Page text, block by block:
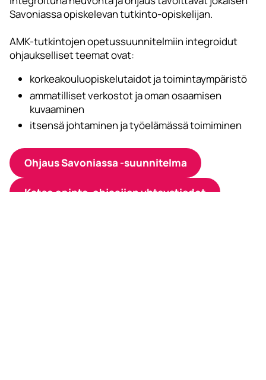
Savoniassa opiskelevan tutkinto-opiskelijan.
AMK-tutkintojen opetussuunnitelmiin integroidut
ohjaukselliset teemat ovat:
korkeakouluopiskelutaidot ja toimintaympäristö
ammatilliset verkostot ja oman osaamisen
kuvaaminen
itsensä johtaminen ja työelämässä toimiminen
Ohjaus Savoniassa -suunnitelma
Katso opinto-ohjaajien yhteystiedot